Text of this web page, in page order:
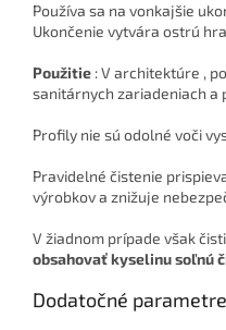
Používa sa na vonkajšie
Ukončenie vytvára ostrú
Použitie : V architektúre ,
sanitárnych zariadeniach a
Profily nie sú odolné voči
Pravidelné čistenie
výrobkov a znižuje
V žiadnom prípade však
obsahovať kyselinu soľnú
Dodatočné parametre